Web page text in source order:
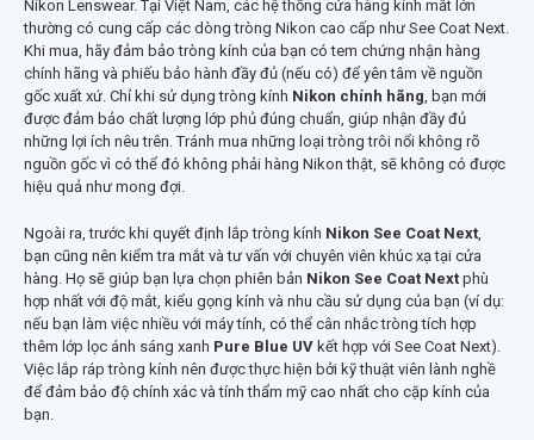
Nikon Lenswear. Tại Việt Nam, các hệ thống cửa hàng kính mắt lớn
thường có cung cấp các dòng tròng Nikon cao cấp như See Coat Next.
Khi mua, hãy đảm bảo tròng kính của bạn có tem chứng nhận hàng
chính hãng và phiếu bảo hành đầy đủ (nếu có) để yên tâm về nguồn
gốc xuất xứ. Chỉ khi sử dụng tròng kính Nikon chính hãng , bạn mới
được đảm bảo chất lượng lớp phủ đúng chuẩn, giúp nhận đầy đủ
những lợi ích nêu trên. Tránh mua những loại tròng trôi nổi không rõ
nguồn gốc vì có thể đó không phải hàng Nikon thật, sẽ không có được
hiệu quả như mong đợi.
Ngoài ra, trước khi quyết định lắp tròng kính Nikon See Coat Next
bạn cũng nên kiểm tra mắt và tư vấn với chuyên viên khúc xạ tại cửa
hàng. Họ sẽ giúp bạn lựa chọn phiên bản Nikon See Coat Next phù
hợp nhất với độ mắt, kiểu gọng kính và nhu cầu sử dụng của bạn (ví dụ:
nếu bạn làm việc nhiều với máy tính, có thể cân nhắc tròng tích hợp
thêm lớp lọc ánh sáng xanh Pure Blue UV kết hợp với See Coat Next).
Việc lắp ráp tròng kính nên được thực hiện bởi kỹ thuật viên lành nghề
để đảm bảo độ chính xác và tính thẩm mỹ cao nhất cho cặp kính của
bạn.